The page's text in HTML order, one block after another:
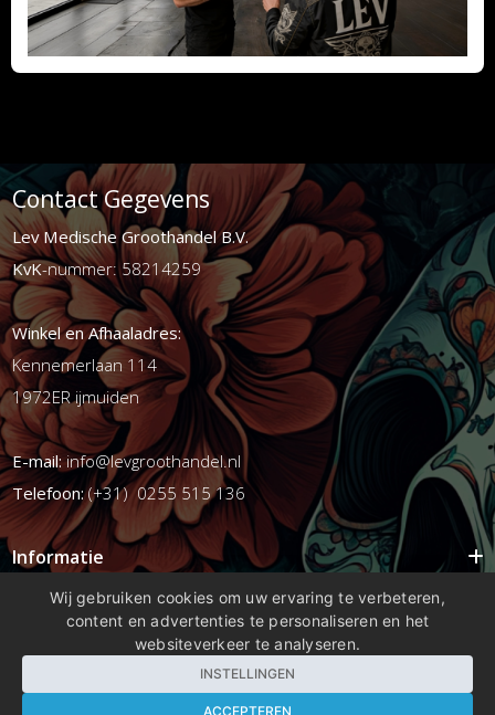
Contact Gegevens
Lev Medische Groothandel B.V.
KvK-nummer: 58214259
Winkel en Afhaaladres:
Kennemerlaan 114
1972ER ijmuiden
E-mail:info@levgroothandel.nl
Telefoon:(+31) 0255 515 136
Informatie
Mijn account
Wij gebruiken cookies om uw ervaring te verbeteren,
content en advertenties te personaliseren en het
websiteverkeer te analyseren.
INSTELLINGEN
ACCEPTEREN